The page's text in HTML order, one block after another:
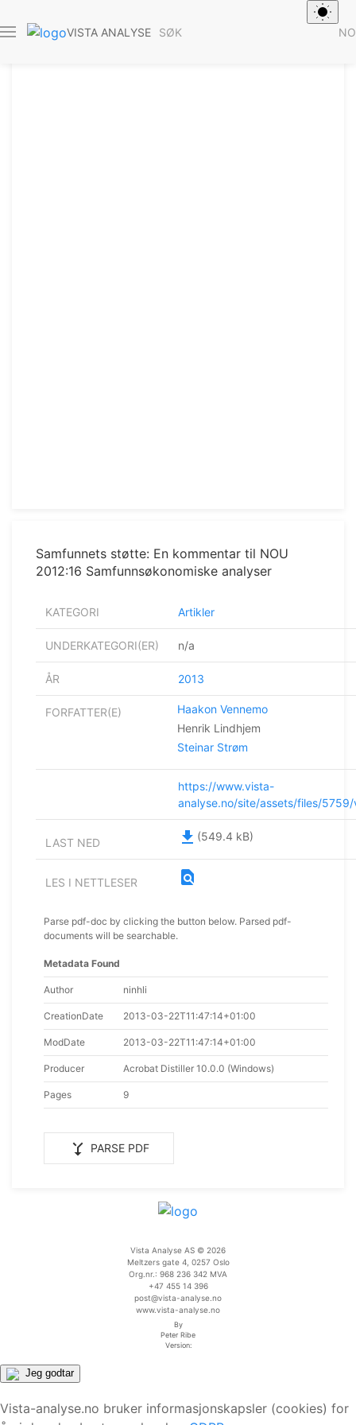
VISTA ANALYSE SØK NO
Samfunnets støtte: En kommentar til NOU
2012:16 Samfunnsøkonomiske analyser
KATEGORI Artikler
UNDERKATEGORI(ER) n/a
ÅR 2013
FORFATTER(E)
Haakon Vennemo
Henrik Lindhjem
Steinar Strøm
https://www.vista-
analyse.no/site/assets/files/
LAST NED file_download (549.4 kB)
LES I NETTLESER find_in_page
Parse pdf-doc by clicking the button below. Parsed pdf-
documents will be searchable.
Metadata Found
Author ninhli
CreationDate 2013-03-22T11:47:14+01:00
ModDate 2013-03-22T11:47:14+01:00
Producer Acrobat Distiller 10.0.0 (Windows)
Pages 9
merge_type PARSE PDF
Vista Analyse AS © 2026
Meltzers gate 4, 0257 Oslo
Org.nr.: 968 236 342 MVA
+47 455 14 396
post@vista-analyse.no
www.vista-analyse.no
By
Peter Ribe
Version:
Jeg godtar
Vista-analyse.no bruker informasjonskapsler (cookies) for